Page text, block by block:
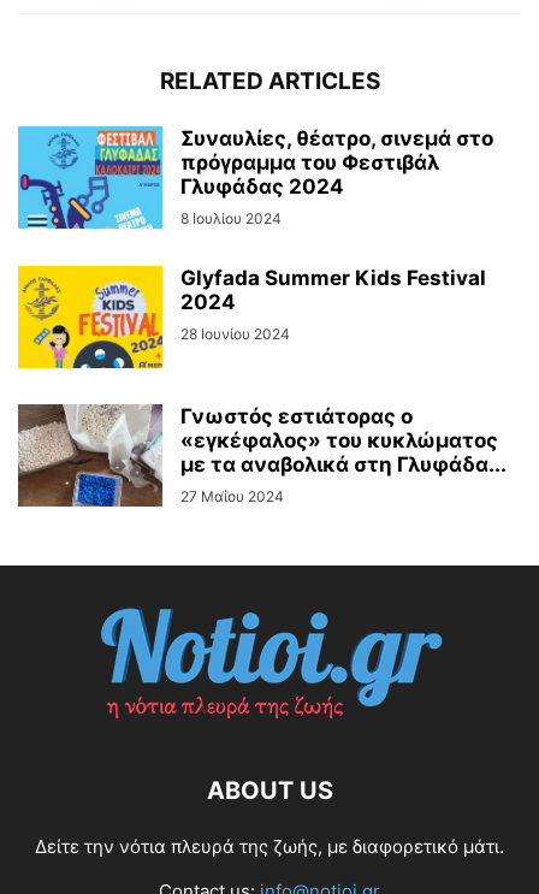
RELATED ARTICLES
Συναυλίες, θέατρο, σινεμά στο
πρόγραμμα του Φεστιβάλ
Γλυφάδας 2024
8 Ιουλίου 2024
Glyfada Summer Kids Festival
2024
28 Ιουνίου 2024
Γνωστός εστιάτορας ο
«εγκέφαλος» του κυκλώματος
με τα αναβολικά στη Γλυφάδα...
27 Μαΐου 2024
ABOUT US
Δείτε την νότια πλευρά της ζωής, με διαφορετικό μάτι.